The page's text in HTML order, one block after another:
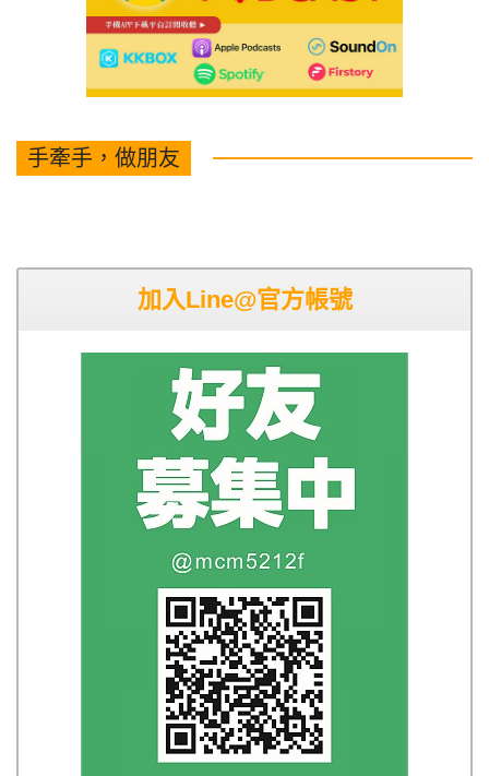
手牽手，做朋友
加入Line@官方帳號